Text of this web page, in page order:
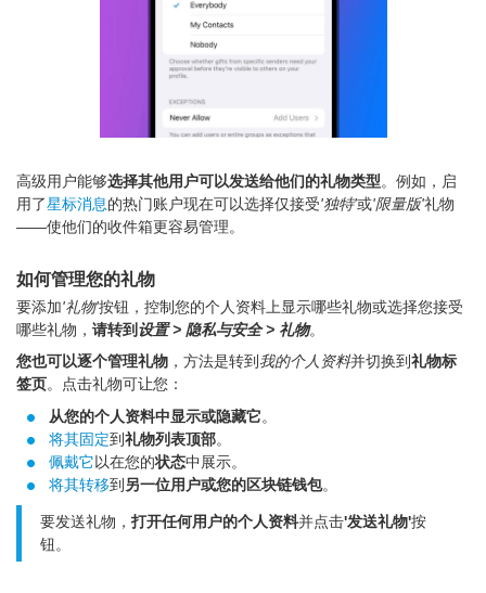
高级用户能够选择其他用户可以发送给他们的礼物类型。例如，启
用了星标消息的热门账户现在可以选择仅接受'独特'或'限量版'礼物
——使他们的收件箱更容易管理。
如何管理您的礼物
要添加'礼物'按钮，控制您的个人资料上显示哪些礼物或选择您接受
哪些礼物， 请转到 设置 > 隐私与安全 > 礼物。
您也可以逐个管理礼物 ，方法是转到 我的个人资料并切换到礼物标
签页。点击礼物可让您：
从您的个人资料中显示或隐藏它。
将其固定到礼物列表顶部。
佩戴它以在您的状态中展示。
将其转移到 另一位用户或您的区块链钱包。
要发送礼物， 打开任何用户的个人资料并点击'发送礼物'按
钮。